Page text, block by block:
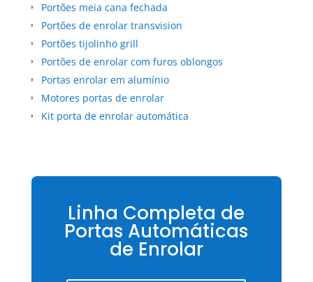
Portões meia cana fechada
Portões de enrolar transvision
Portões tijolinho grill
Portões de enrolar com furos oblongos
Portas enrolar em alumínio
Motores portas de enrolar
Kit porta de enrolar automática
Linha Completa de
Portas Automáticas
de Enrolar